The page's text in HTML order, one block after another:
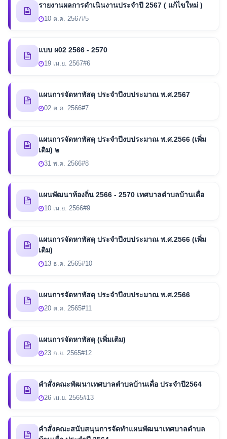
รายงานผลการดำเนินงานประจำปี 2567 ( แก้ไขใหม่ )
10 ต.ค. 2567#5
แบบ ผ02 2566 - 2570
19 เม.ย. 2567#6
แผนการจัดหาพัสดุ ประจำปีงบประมาณ พ.ศ.2567
02 ต.ค. 2566#7
แผนการจัดหาพัสดุ ประจำปีงบประมาณ พ.ศ.2566 (เพิ่ม
เติม) ๒
31 พ.ค. 2566#8
แผนพัฒนาท้องถิ่น 2566 - 2570 เทศบาลตำบลบ้านเดื่อ
10 เม.ย. 2566#9
แผนการจัดหาพัสดุ ประจำปีงบประมาณ พ.ศ.2566 (เพิ่ม
เติม)
13 ธ.ค. 2565#10
แผนการจัดหาพัสดุ ประจำปีงบประมาณ พ.ศ.2566
20 ต.ค. 2565#11
แผนการจัดหาพัสดุ (เพิ่มเติม)
23 ก.ย. 2565#12
คำสั่งคณะพัฒนาเทศบาลตำบลบ้านเดื่อ ประจำปี2564
26 เม.ย. 2565#13
คำสั่งคณะสนับสนุนการจัดทำแผนพัฒนาเทศบาลตำบล